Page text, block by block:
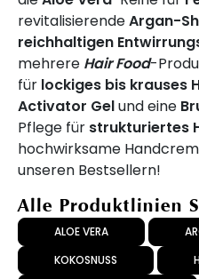
revitalisierendeArgan-
reichhaltigen
mehrere Hair Food-
für lockiges bis krauses
Activator Gelund eine
Pflege für strukturiertes
hochwirksame
unseren Bestsellern!
Alle Produktlinien
ALOE VERA
KOKOSNUSS